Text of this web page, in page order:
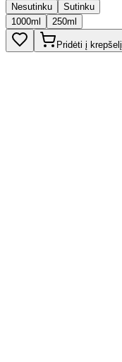
Nesutinku
Sutinku
1000ml
250ml
Pridėti į krepšelį